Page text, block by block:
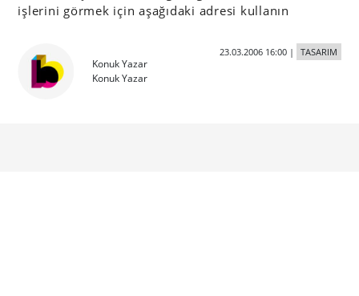
işlerini görmek için aşağıdaki adresi kullanın
Konuk Yazar
Konuk Yazar
23.03.2006 16:00| TASARIM